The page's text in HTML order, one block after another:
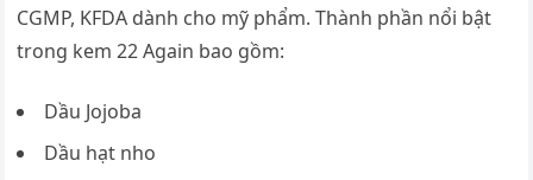
CGMP, KFDA dành cho mỹ phẩm. Thành phần nổi bật
trong kem 22 Again bao gồm:
Dầu Jojoba
Dầu hạt nho